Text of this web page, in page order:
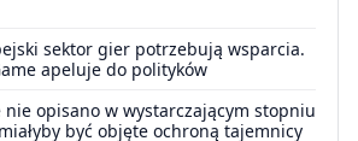
sektor gier potrzebują wsparcia.
apeluje do polityków
nie opisano w wystarczającym stopniu
być objęte ochroną tajemnicy